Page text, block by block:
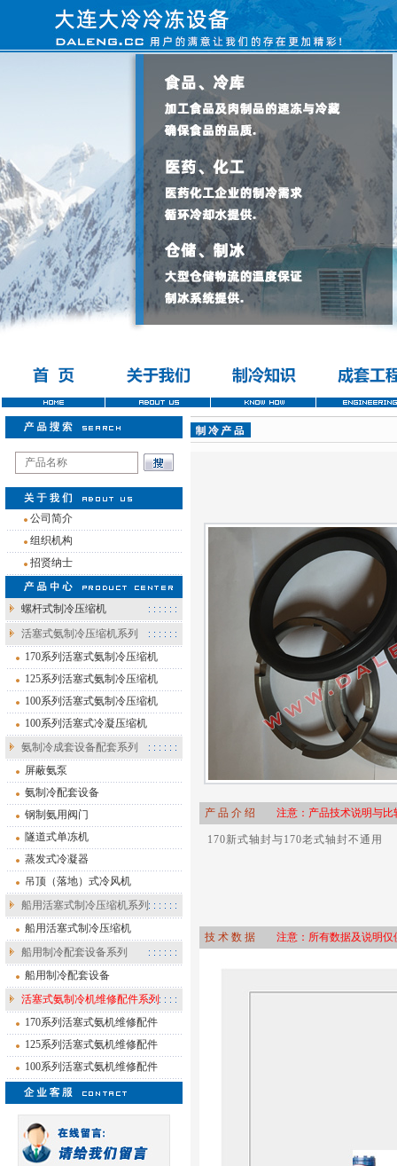
公司简介
组织机构
招贤纳士
螺杆式制冷压缩机
活塞式氨制冷压缩机系列
170系列活塞式氨制冷压缩机
125系列活塞式氨制冷压缩机
100系列活塞式氨制冷压缩机
100系列活塞式冷凝压缩机
氨制冷成套设备配套系列
屏蔽氨泵
氨制冷配套设备
钢制氨用阀门
隧道式单冻机
蒸发式冷凝器
吊顶（落地）式冷风机
船用活塞式制冷压缩机系列
船用活塞式制冷压缩机
船用制冷配套设备系列
船用制冷配套设备
活塞式氨制冷机维修配件系列
170系列活塞式氨机维修配件
125系列活塞式氨机维修配件
100系列活塞式氨机维修配件
产 品 介 绍 注意：产品技术说明与比较
170新式轴封与170老式轴封不通用
技 术 数 据注意：所有数据及说明仅供